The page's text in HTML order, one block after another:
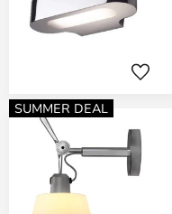
SUMMER DEAL